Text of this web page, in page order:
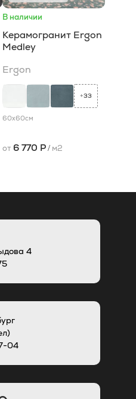
В наличии
Керамогранит Ergon
Medley
Ergon
+33
60x60см
от 6 770 Р/ м2
4
04